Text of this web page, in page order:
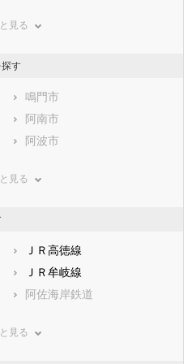
県見る
す
鳴門市
阿南市
阿波市
勝浦郡上勝町
海部郡美波町
板野郡松茂町
板野郡藍住町
三好郡東みよし町
見る
ＪＲ高徳線
ＪＲ牟岐線
阿佐海岸鉄道
見る